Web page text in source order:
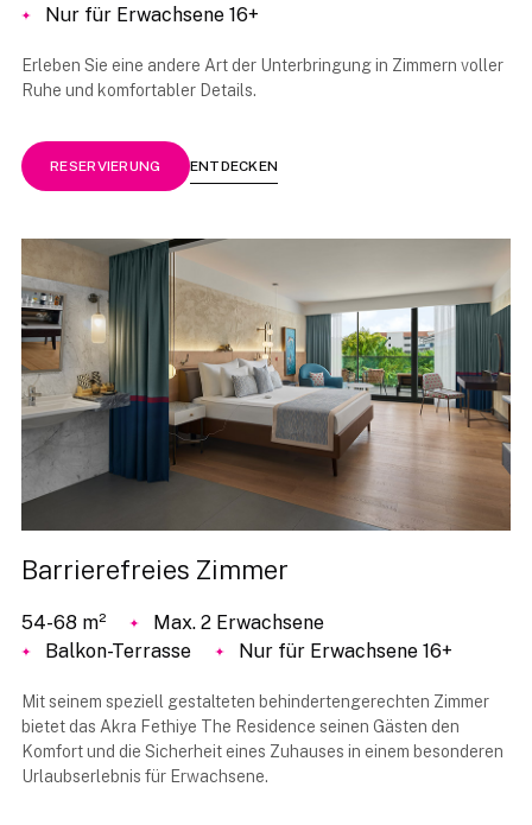
Nur für Erwachsene 16+
Erleben Sie eine andere Art der Unterbringung in Zimmern voller
Ruhe und komfortabler Details.
RESERVIERUNG ENTDECKEN
Barrierefreies Zimmer
54-68 m²
Max. 2 Erwachsene
Balkon-Terrasse
Nur für Erwachsene 16+
Mit seinem speziell gestalteten behindertengerechten Zimmer
bietet das Akra Fethiye The Residence seinen Gästen den
Komfort und die Sicherheit eines Zuhauses in einem besonderen
Urlaubserlebnis für Erwachsene.